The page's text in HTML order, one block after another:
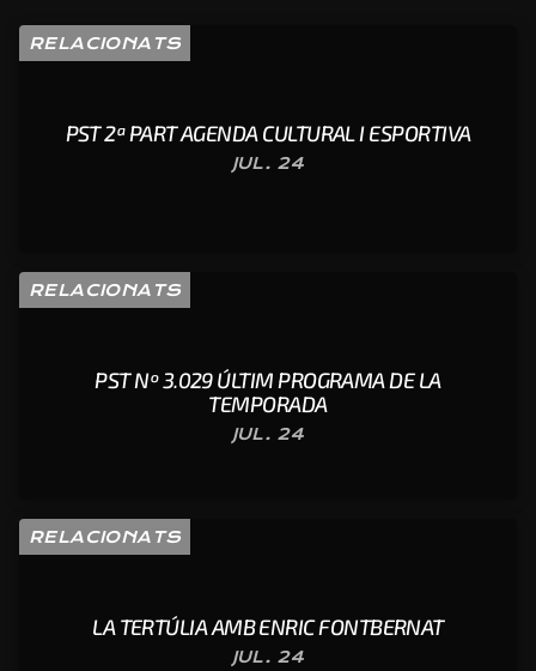
RELACIONATS
PST 2ª PART AGENDA CULTURAL I ESPORTIVA
JUL. 24
RELACIONATS
PST Nº 3.029 ÚLTIM PROGRAMA DE LA
TEMPORADA
JUL. 24
RELACIONATS
LA TERTÚLIA AMB ENRIC FONTBERNAT
JUL. 24